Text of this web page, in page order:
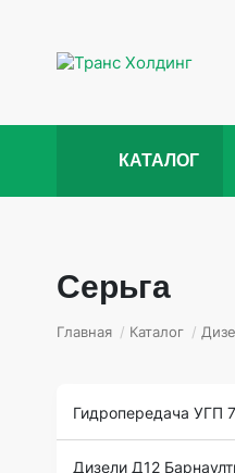
КАТАЛОГ
Серьга
Главная / Каталог /
Гидропередача УГП
Дизели Д12